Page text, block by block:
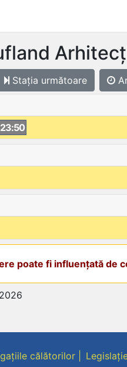
Stația următoare
23:50
poate fi influențată de
călătorilor